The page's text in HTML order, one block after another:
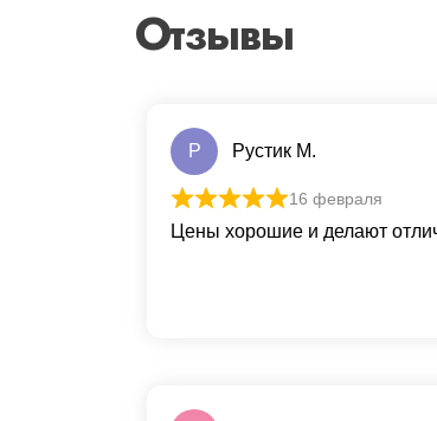
Отзывы
Р Рустик М.
16 февраля
Цены хорошие и делают